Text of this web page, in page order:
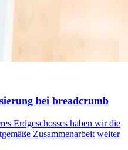
bei breadcrumb
Erdgeschosses haben wir die
Zusammenarbeit weiter